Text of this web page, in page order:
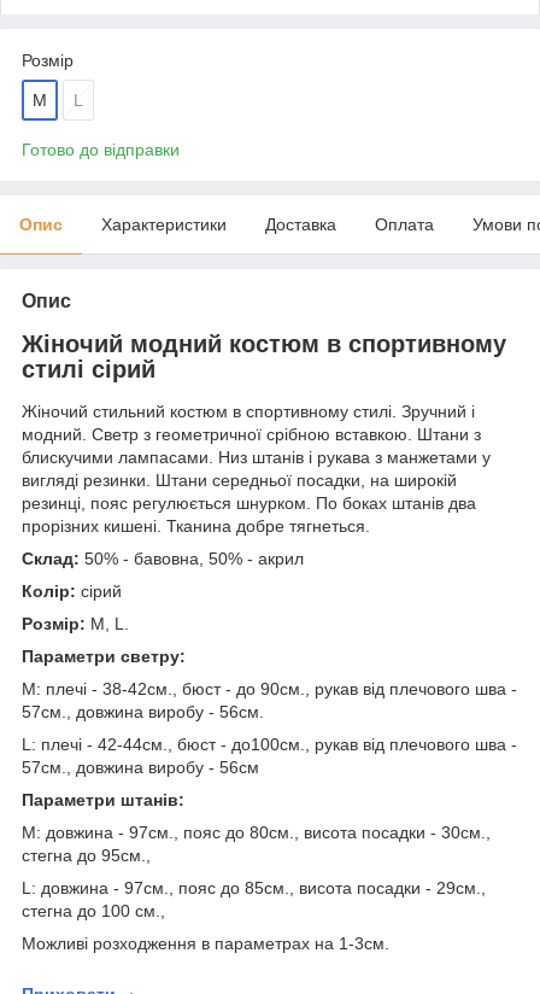
Розмір
M L
Готово до відправки
Опис Характеристики Доставка Оплата Умови
Опис
Жіночий модний костюм в спортивному
стилі сірий
Жіночий стильний костюм в спортивному стилі. Зручний і
модний. Светр з геометричної срібною вставкою. Штани з
блискучими лампасами. Низ штанів і рукава з манжетами у
вигляді резинки. Штани середньої посадки, на широкій
резинці, пояс регулюється шнурком. По боках штанів два
прорізних кишені. Тканина добре тягнеться.
Склад: 50% - бавовна, 50% - акрил
Колір: сірий
Розмір: М, L.
Параметри светру:
M: плечі - 38-42см., бюст - до 90см., рукав від плечового шва -
57см., довжина виробу - 56см.
L: плечі - 42-44см., бюст - до100см., рукав від плечового шва -
57см., довжина виробу - 56см
Параметри штанів:
М: довжина - 97см., пояс до 80см., висота посадки - 30см.,
стегна до 95см.,
L: довжина - 97см., пояс до 85см., висота посадки - 29см.,
стегна до 100 см.,
Можливі розходження в параметрах на 1-3см.